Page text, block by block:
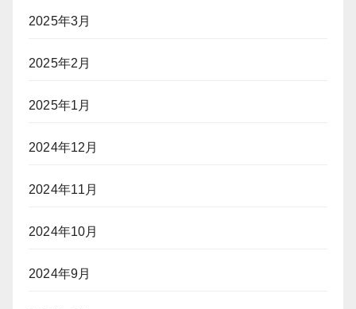
2025年3月
2025年2月
2025年1月
2024年12月
2024年11月
2024年10月
2024年9月